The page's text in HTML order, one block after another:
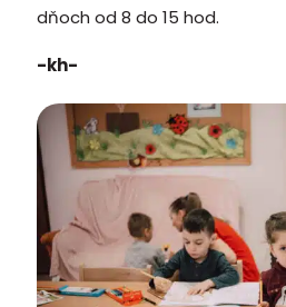
dňoch od 8 do 15 hod.
-kh-